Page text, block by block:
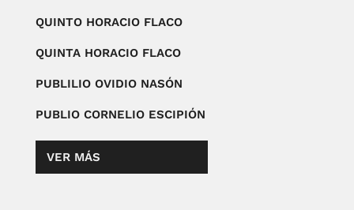
QUINTO HORACIO FLACO
QUINTA HORACIO FLACO
PUBLILIO OVIDIO NASÓN
PUBLIO CORNELIO ESCIPIÓN
VER MÁS